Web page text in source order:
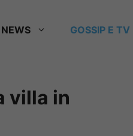
NEWS GOSSIP E TV
villa in